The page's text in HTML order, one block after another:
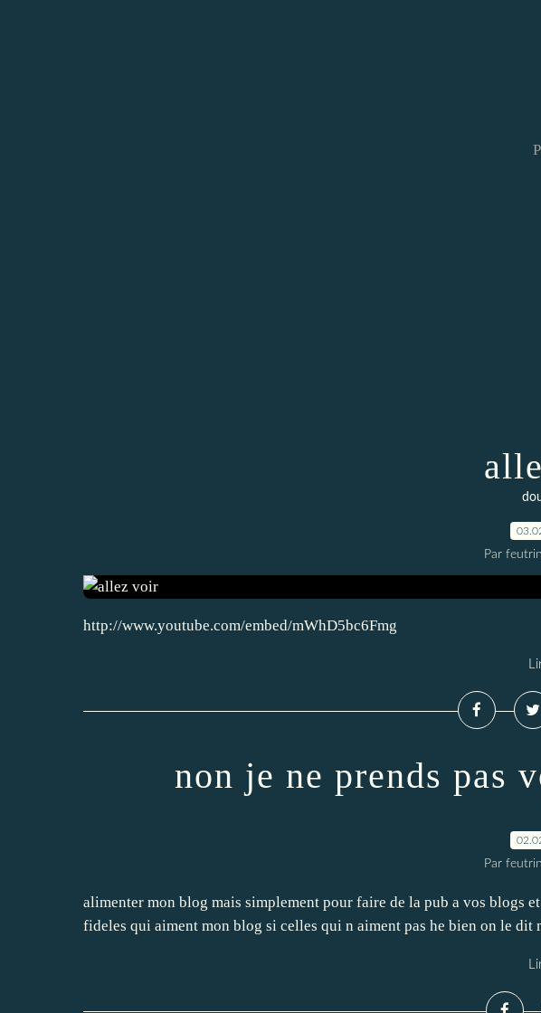
Par
http://www.youtube.com/embed/mWhD5bc6Fmg
non je ne prends pas
Par
alimenter mon blog mais simplement pour faire de la pub a vos blogs
fideles qui aiment mon blog si celles qui n aiment pas he bien on le dit